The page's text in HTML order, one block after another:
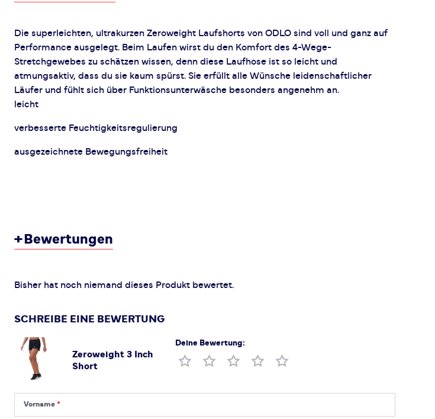
Die superleichten, ultrakurzen Zeroweight Laufshorts von ODLO sind voll und ganz auf
Performance ausgelegt. Beim Laufen wirst du den Komfort des 4-Wege-
Stretchgewebes zu schätzen wissen, denn diese Laufhose ist so leicht und
atmungsaktiv, dass du sie kaum spürst. Sie erfüllt alle Wünsche leidenschaftlicher
Läufer und fühlt sich über Funktionsunterwäsche besonders angenehm an.
leicht
verbesserte Feuchtigkeitsregulierung
ausgezeichnete Bewegungsfreiheit
+ Bewertungen
Bisher hat noch niemand dieses Produkt bewertet.
SCHREIBE EINE BEWERTUNG
Zeroweight 3 Inch
Short
Deine Bewertung:
Produktbewertung
Vorname
Vorname